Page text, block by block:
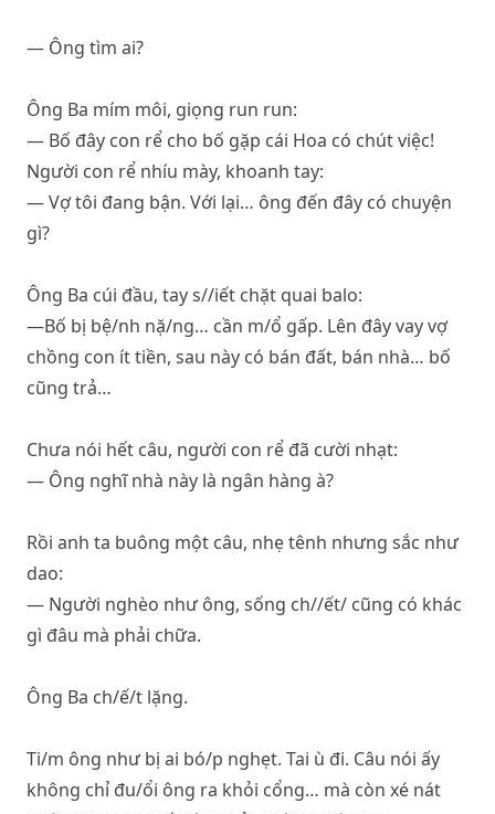
— Ông tìm ai?
Ông Ba mím môi, giọng run run:
— Bố đây con rể cho bố gặp cái Hoa có chút việc!
Người con rể nhíu mày, khoanh tay:
— Vợ tôi đang bận. Với lại… ông đến đây có chuyện
gì?
Ông Ba cúi đầu, tay s//iết chặt quai balo:
—Bố bị bệ/nh nặ/ng… cần m/ổ gấp. Lên đây vay vợ
chồng con ít tiền, sau này có bán đất, bán nhà… bố
cũng trả…
Chưa nói hết câu, người con rể đã cười nhạt:
— Ông nghĩ nhà này là ngân hàng à?
Rồi anh ta buông một câu, nhẹ tênh nhưng sắc như
dao:
— Người nghèo như ông, sống ch//ết/ cũng có khác
gì đâu mà phải chữa.
Ông Ba ch/ế/t lặng.
Ti/m ông như bị ai bó/p nghẹt. Tai ù đi. Câu nói ấy
không chỉ đu/ổi ông ra khỏi cổng… mà còn xé nát